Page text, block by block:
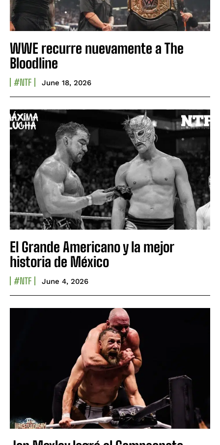
WWE recurre nuevamente a The
Bloodline
#NTF June 18, 2026
El Grande Americano y la mejor
historia de México
#NTF June 4, 2026